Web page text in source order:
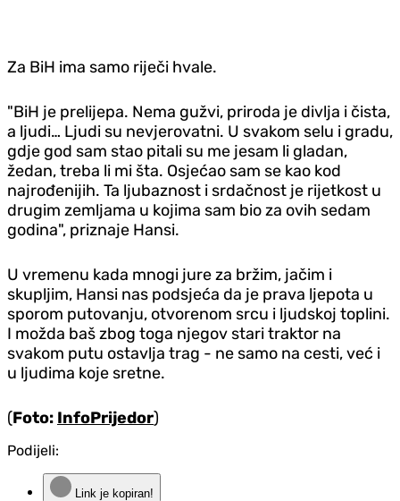
Za BiH ima samo riječi hvale.
"BiH je prelijepa. Nema gužvi, priroda je divlja i čista,
a ljudi… Ljudi su nevjerovatni. U svakom selu i gradu,
gdje god sam stao pitali su me jesam li gladan,
žedan, treba li mi šta. Osjećao sam se kao kod
najrođenijih. Ta ljubaznost i srdačnost je rijetkost u
drugim zemljama u kojima sam bio za ovih sedam
godina", priznaje Hansi.
U vremenu kada mnogi jure za bržim, jačim i
skupljim, Hansi nas podsjeća da je prava ljepota u
sporom putovanju, otvorenom srcu i ljudskoj toplini.
I možda baš zbog toga njegov stari traktor na
svakom putu ostavlja trag - ne samo na cesti, već i
u ljudima koje sretne.
(Foto: InfoPrijedor)
Podijeli:
Link je kopiran!